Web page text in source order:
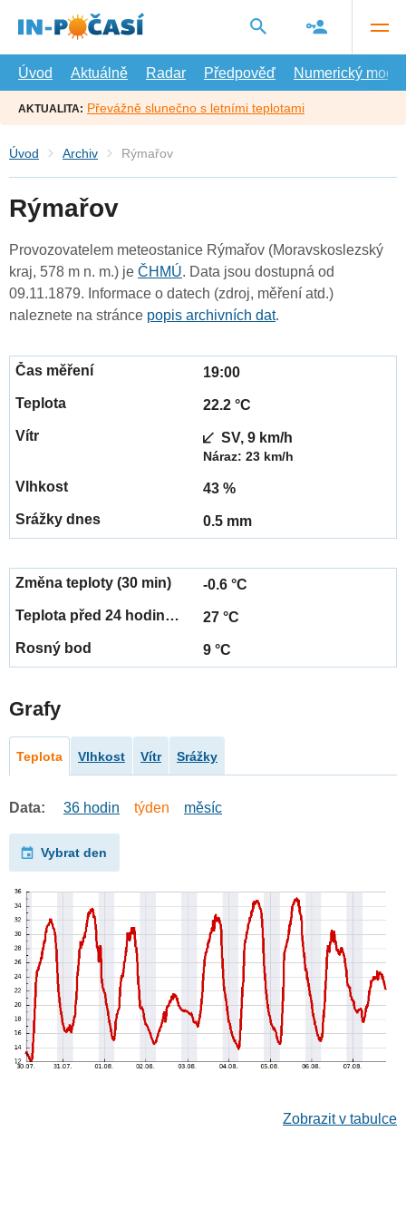
hlavní
Úvod
Aktuálně Radar Předpověď Numerický model
AKTUALITA: Převážně slunečno s letními teplotami
Úvod Archiv Rýmařov
Rýmařov
Provozovatelem meteostanice Rýmařov (Moravskoslezský
kraj, 578 m n. m.) je ČHMÚ. Data jsou dostupná od
09.11.1879. Informace o datech (zdroj, měření atd.)
naleznete na stránce popis archivních dat.
19:00
22.2 °C
SV, 9 km/h
Náraz: 23 km/h
43 %
0.5 mm
-0.6 °C
27 °C
9 °C
Grafy
Teplota Vlhkost Vítr Srážky
Data: 36 hodin týden měsíc
Vybrat den
Zobrazit v tabulce